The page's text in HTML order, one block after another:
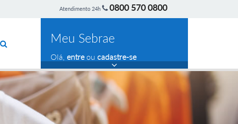
Atendimento 24h 0800 570 0800
Meu Sebrae
Olá, entreou cadastre-se